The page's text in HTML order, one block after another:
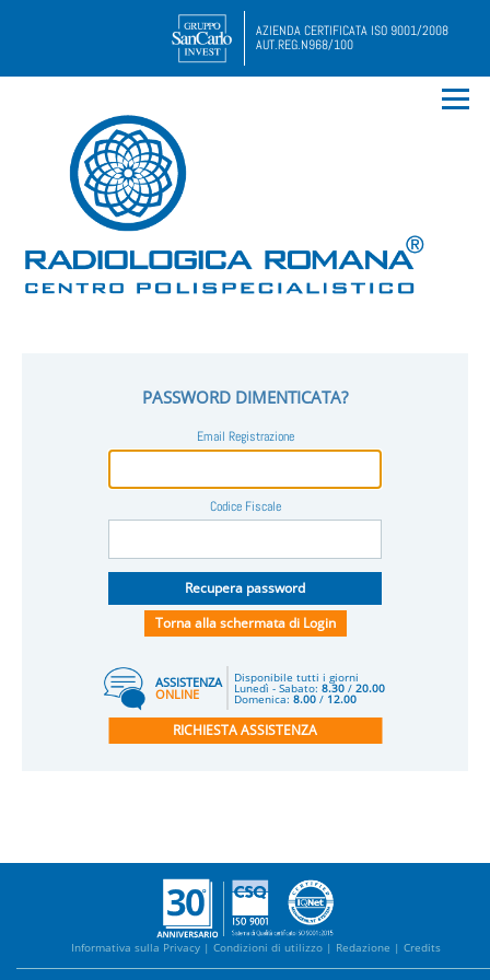
AZIENDA CERTIFICATA ISO 9001/2008
AUT.REG.N968/100
PASSWORD DIMENTICATA?
Email Registrazione
Codice Fiscale
Recupera password
Torna alla schermata di Login
ASSISTENZA
ONLINE
Disponibile tutti i giorni
Lunedì - Sabato: 8.30/ 20.00
Domenica: 8.00/ 12.00
RICHIESTA ASSISTENZA
Informativa sulla Privacy | Condizioni di utilizzo | Redazione | Credits